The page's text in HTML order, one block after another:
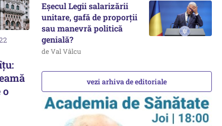
o
Eșecul Legii salarizării
unitare, gafă de proporții
sau manevră politică
genială?
de Val Vâlcu
vezi arhiva de editoriale